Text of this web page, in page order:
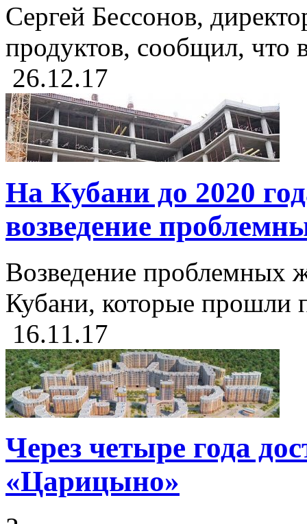
Сергей Бессонов,
продуктов, сообщил, что
26.12.17
На Кубани до 2020
возведение
Возведение проблемных
Кубани, которые прошли
16.11.17
Через четыре года
«Царицыно»